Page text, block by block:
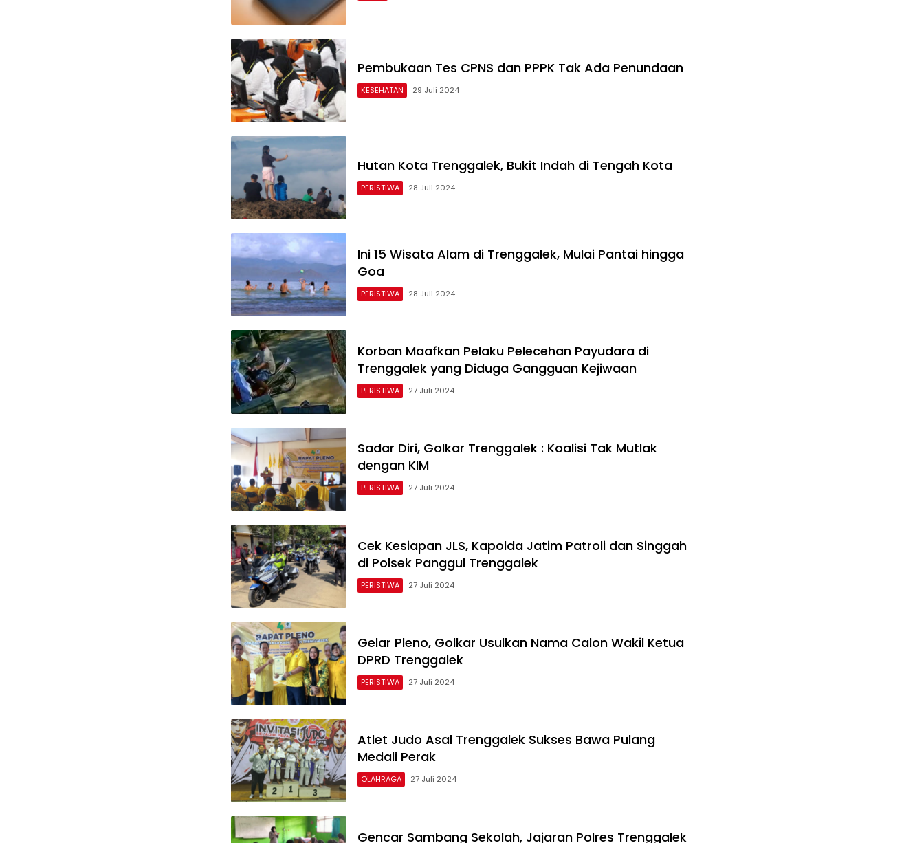
Pembukaan Tes CPNS dan PPPK Tak Ada Penundaan
KESEHATAN 29 Juli 2024
Hutan Kota Trenggalek, Bukit Indah di Tengah Kota
PERISTIWA 28 Juli 2024
Ini 15 Wisata Alam di Trenggalek, Mulai Pantai hingga
Goa
PERISTIWA 28 Juli 2024
Korban Maafkan Pelaku Pelecehan Payudara di
Trenggalek yang Diduga Gangguan Kejiwaan
PERISTIWA 27 Juli 2024
Sadar Diri, Golkar Trenggalek : Koalisi Tak Mutlak
dengan KIM
PERISTIWA 27 Juli 2024
Cek Kesiapan JLS, Kapolda Jatim Patroli dan Singgah
di Polsek Panggul Trenggalek
PERISTIWA 27 Juli 2024
Gelar Pleno, Golkar Usulkan Nama Calon Wakil Ketua
DPRD Trenggalek
PERISTIWA 27 Juli 2024
Atlet Judo Asal Trenggalek Sukses Bawa Pulang
Medali Perak
OLAHRAGA 27 Juli 2024
Gencar Sambang Sekolah, Jajaran Polres Trenggalek